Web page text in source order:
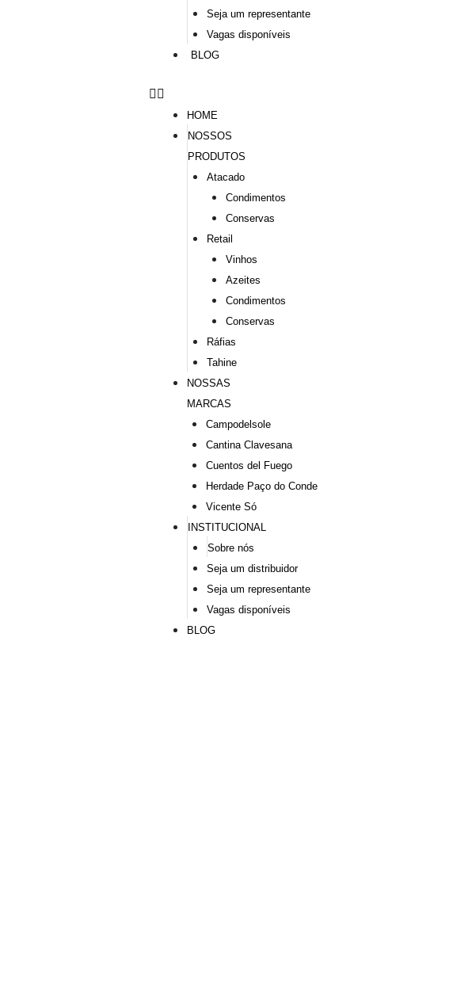
Seja um representante
Vagas disponíveis
BLOG
HOME
NOSSOS
PRODUTOS
Atacado
Condimentos
Conservas
Retail
Vinhos
Azeites
Condimentos
Conservas
Ráfias
Tahine
NOSSAS
MARCAS
Campodelsole
Cantina Clavesana
Cuentos del Fuego
Herdade Paço do Conde
Vicente Só
INSTITUCIONAL
Sobre nós
Seja um distribuidor
Seja um representante
Vagas disponíveis
BLOG